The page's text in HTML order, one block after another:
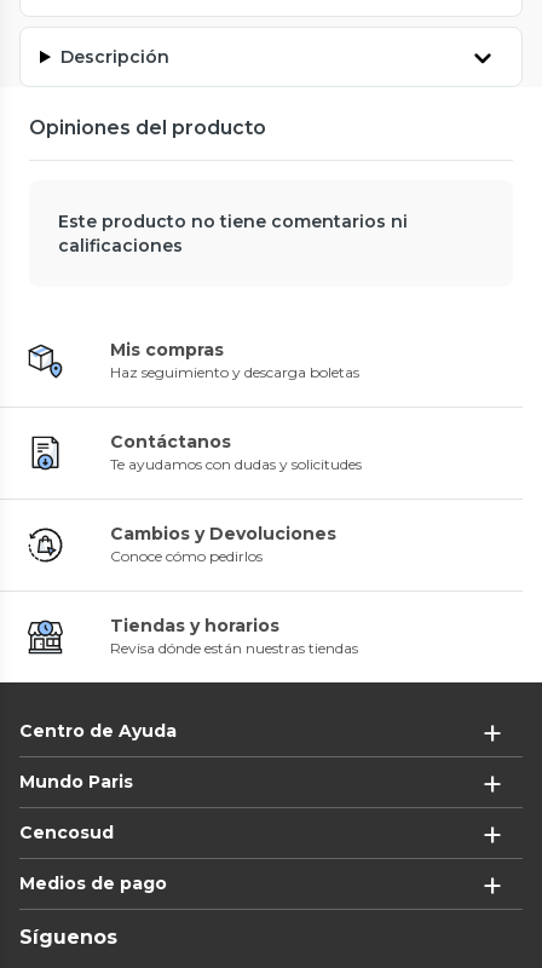
Descripción
Opiniones del producto
Este producto no tiene comentarios ni
calificaciones
Mis compras
Haz seguimiento y descarga boletas
Contáctanos
Te ayudamos con dudas y solicitudes
Cambios y Devoluciones
Conoce cómo pedirlos
Tiendas y horarios
Revisa dónde están nuestras tiendas
Centro de Ayuda
Mundo Paris
Cencosud
Medios de pago
Síguenos